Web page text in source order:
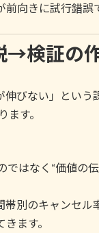
向きに試行錯誤
→検証の
びない」とい
す。
はなく“価値
別のキャンセ
ます。